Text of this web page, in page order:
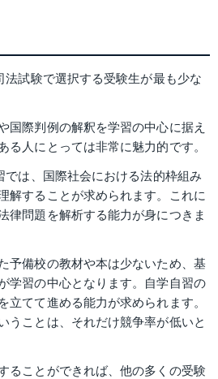
法試験で選択する受験生が最も少な
国際判例の解釈を学習の中心に据え
る人にとっては非常に魅力的です。
では、国際社会における法的枠組み
解することが求められます。これに
律問題を解析する能力が身につきま
予備校の教材や本は少ないため、基
学習の中心となります。自学自習の
立てて進める能力が求められます。
うことは、それだけ競争率が低いと
ることができれば、他の多くの受験